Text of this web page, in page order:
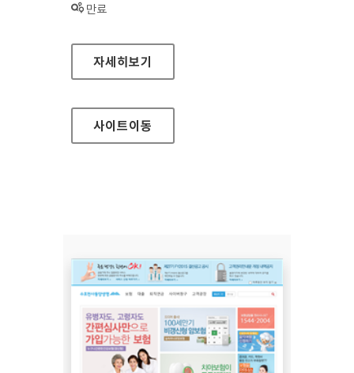
상태 :
만료
광주광역시 북구청 대표 홈페이지
자세히보기
사이트이동